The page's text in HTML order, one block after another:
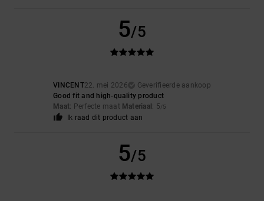
5/5
VINCENT22. mei 2026
Geverifieerde aankoop
Good fit and high-quality product
Maat: Perfecte maat Materiaal : 5/5
Ik raad dit product aan
5/5